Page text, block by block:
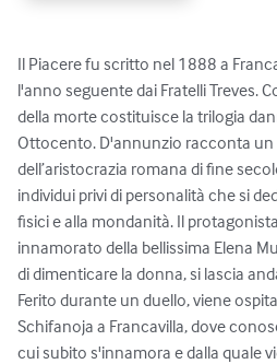
Il Piacere fu scritto nel 1888 a
l'anno seguente dai Fratelli Treves.
della morte costituisce la trilogia
Ottocento. D'annunzio racconta
dell’aristocrazia romana di fine
individui privi di personalità che si
fisici e alla mondanità. Il
innamorato della bellissima Elena
di dimenticare la donna, si lascia
Ferito durante un duello, viene
Schifanoja a Francavilla, dove
cui subito s'innamora e dalla quale